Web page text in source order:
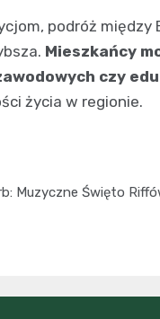
podróż między
Mieszkańcy
czy
życia w regionie.
Muzyczne Święto